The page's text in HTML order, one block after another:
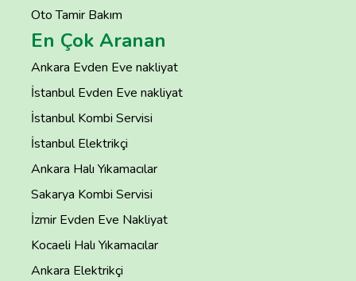
Oto Tamir Bakım
En Çok Aranan
Ankara Evden Eve nakliyat
İstanbul Evden Eve nakliyat
İstanbul Kombi Servisi
İstanbul Elektrikçi
Ankara Halı Yıkamacılar
Sakarya Kombi Servisi
İzmir Evden Eve Nakliyat
Kocaeli Halı Yıkamacılar
Ankara Elektrikçi